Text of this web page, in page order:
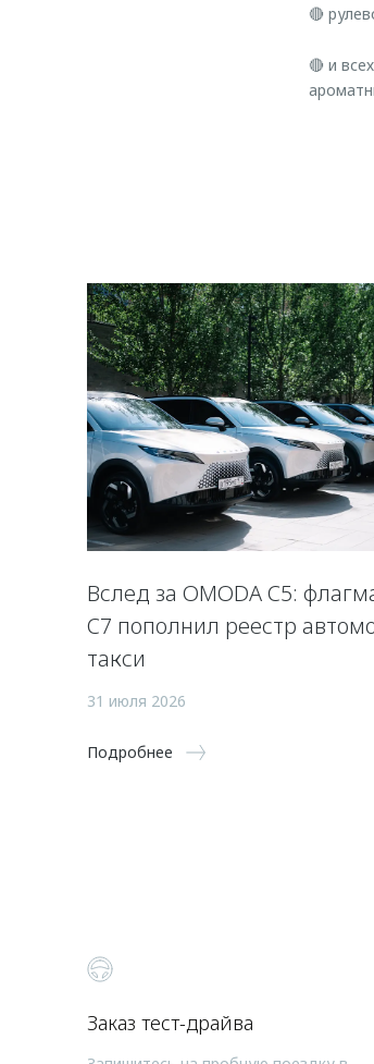
🔴
🔴 и
Вслед за OMODA C5:
C7 пополнил реестр
такси
31 июля 2026
Подробнее
Заказ тест-драйва